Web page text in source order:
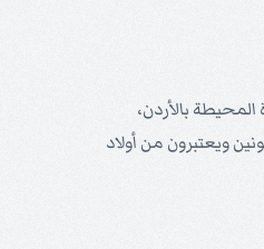
بالأردن،
ويعتبرون من أولاد